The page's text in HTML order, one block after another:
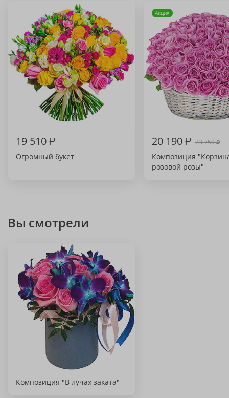
19 510₽
Огромный букет
Акция
20 190₽ 23 750₽
Композиция
розовой розы"
Вы смотрели
Композиция "В лучах заката"